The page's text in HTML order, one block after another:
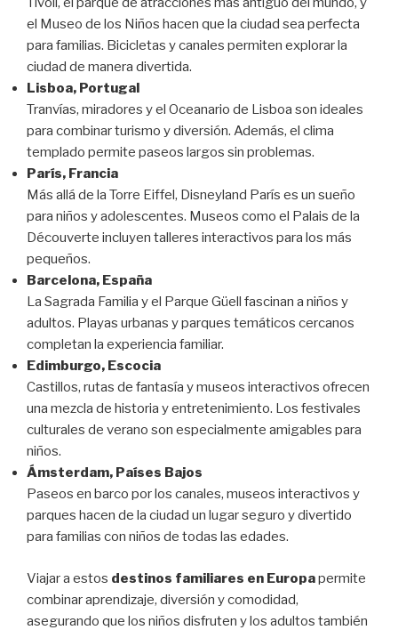
el Museo de los Niños hacen que la ciudad sea perfecta
para familias. Bicicletas y canales permiten explorar la
ciudad de manera divertida.
Lisboa, Portugal
Tranvías, miradores y el Oceanario de Lisboa son ideales
para combinar turismo y diversión. Además, el clima
templado permite paseos largos sin problemas.
París, Francia
Más allá de la Torre Eiffel, Disneyland París es un sueño
para niños y adolescentes. Museos como el Palais de la
Découverte incluyen talleres interactivos para los más
pequeños.
Barcelona, España
La Sagrada Familia y el Parque Güell fascinan a niños y
adultos. Playas urbanas y parques temáticos cercanos
completan la experiencia familiar.
Edimburgo, Escocia
Castillos, rutas de fantasía y museos interactivos ofrecen
una mezcla de historia y entretenimiento. Los festivales
culturales de verano son especialmente amigables para
niños.
Ámsterdam, Países Bajos
Paseos en barco por los canales, museos interactivos y
parques hacen de la ciudad un lugar seguro y divertido
para familias con niños de todas las edades.
Viajar a estos destinos familiares en Europapermite
combinar aprendizaje, diversión y comodidad,
asegurando que los niños disfruten y los adultos también